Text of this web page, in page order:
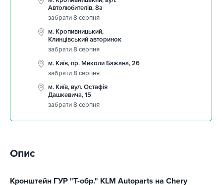
Автолюбителів, 8а
забрати 8 серпня
м. Кропивницький,
Клинцівський авторинок
забрати 8 серпня
м. Київ, пр. Миколи Бажана, 26
забрати 8 серпня
м. Київ, вул. Остафія
Дашкевича, 15
забрати 8 серпня
Опис
Кронштейн ГУР "T-обр." KLM Autoparts на Chery